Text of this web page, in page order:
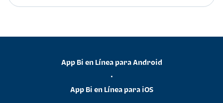
App Bi en Línea para Android
•
App Bi en Línea para iOS